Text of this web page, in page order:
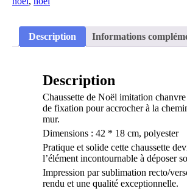
Description Informations
Description
Chaussette de Noël imitation
de fixation pour accrocher à la
mur.
Dimensions : 42 * 18 cm, polyester
Pratique et solide cette chaussette
l’élément incontournable à déposer
Impression par sublimation recto/
rendu et une qualité exceptionnelle.